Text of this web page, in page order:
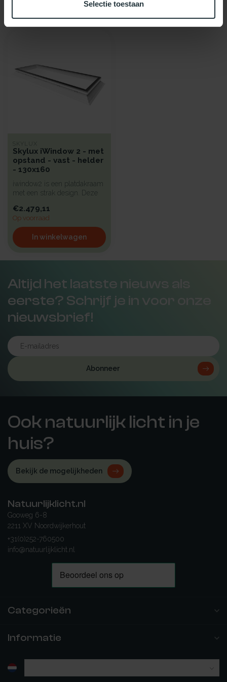
Selectie toestaan
Recent bekeken
SKYLUX
Skylux iWindow 2 - met
opstand - vast - helder
- 130x160
iwindow2 is een platdakraam
met een strak design. Deze
€2.479,11
Op voorraad
In winkelwagen
Altijd het laatste nieuws als
eerste? Schrijf je in voor onze
nieuwsbrief!
Abonneer
Ook natuurlijk licht in je
huis?
Bekijk de mogelijkheden
Natuurlijklicht.nl
Gooweg 6-8
2211 XV Noordwijkerhout
+31(0)252-760500
info@natuurlijklicht.nl
Categorieën
Informatie